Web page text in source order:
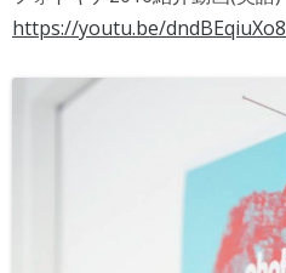
https://youtu.be/dndBEqiuXo8